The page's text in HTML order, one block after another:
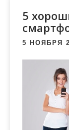
5
5 НОЯБРЯ